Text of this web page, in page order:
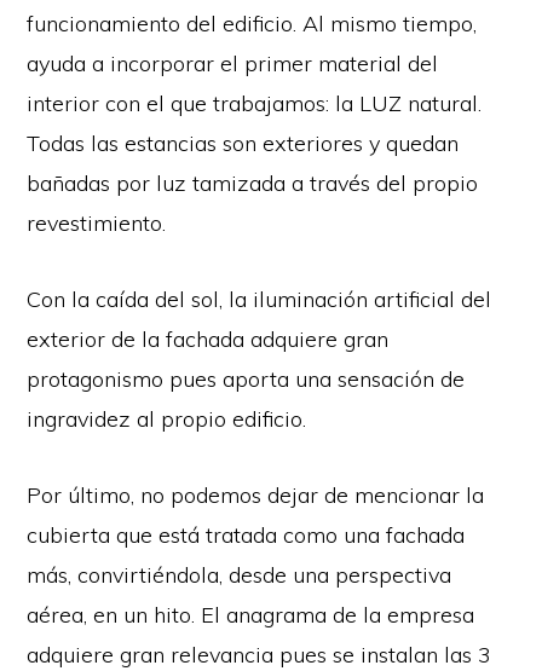
funcionamiento del edificio. Al mismo tiempo,
ayuda a incorporar el primer material del
interior con el que trabajamos: la LUZ natural.
Todas las estancias son exteriores y quedan
bañadas por luz tamizada a través del propio
revestimiento.
Con la caída del sol, la iluminación artificial del
exterior de la fachada adquiere gran
protagonismo pues aporta una sensación de
ingravidez al propio edificio.
Por último, no podemos dejar de mencionar la
cubierta que está tratada como una fachada
más, convirtiéndola, desde una perspectiva
aérea, en un hito. El anagrama de la empresa
adquiere gran relevancia pues se instalan las 3